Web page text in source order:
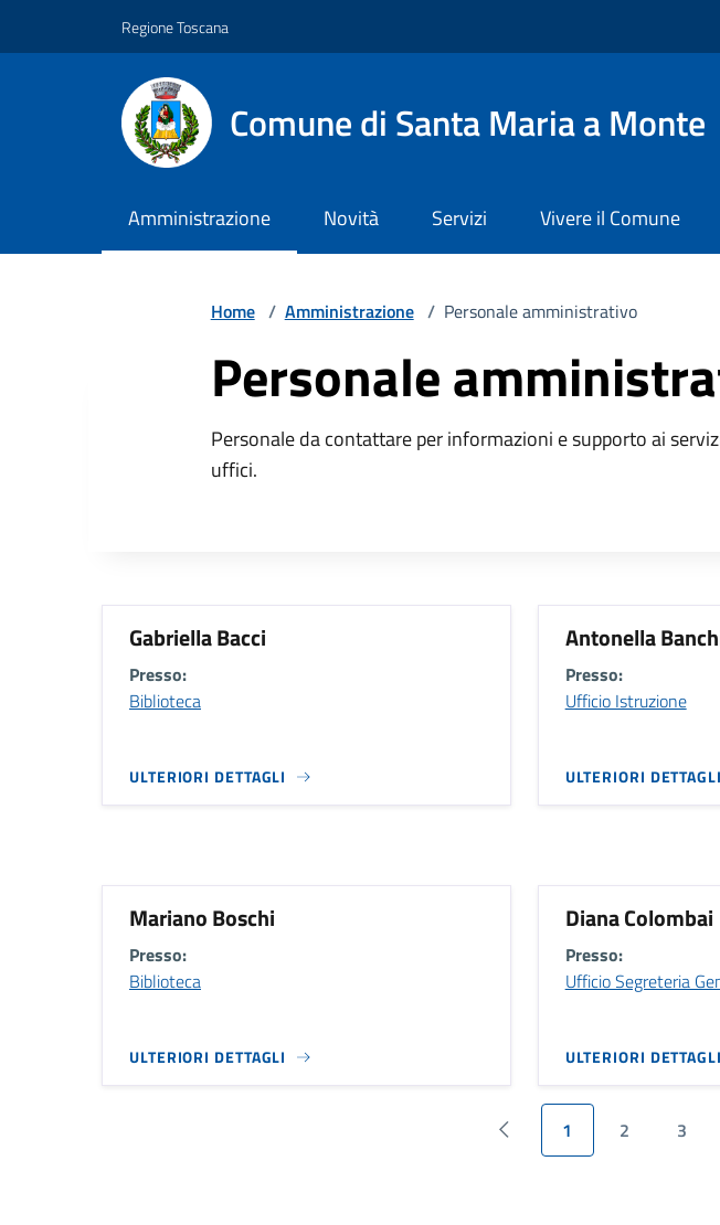
Regione Toscana
Comune di Santa Maria a Monte
Amministrazione Novità Servizi Vivere il Comune
Home / Amministrazione / Personale amministrativo
Personale
Personale da contattare per informazioni e supporto ai
uffici.
Gabriella Bacci
Presso:
Biblioteca
ULTERIORI DETTAGLI
Antonella
Presso:
Ufficio Istruzione
ULTERIORI DETTAGLI
Mariano Boschi
Presso:
Biblioteca
ULTERIORI DETTAGLI
Diana Colombai
Presso:
Ufficio Segreteria
ULTERIORI DETTAGLI
‹ PreviousPagina attuale
1 Page
2 Page
3